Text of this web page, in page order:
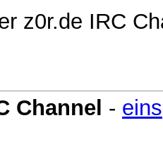
z0r.de IRC
Channel - eins